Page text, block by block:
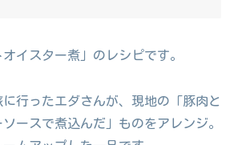
オイスター煮」のレシピです。
行ったエダさんが、現地の「豚肉と
ソースで煮込んだ」ものをアレンジ。